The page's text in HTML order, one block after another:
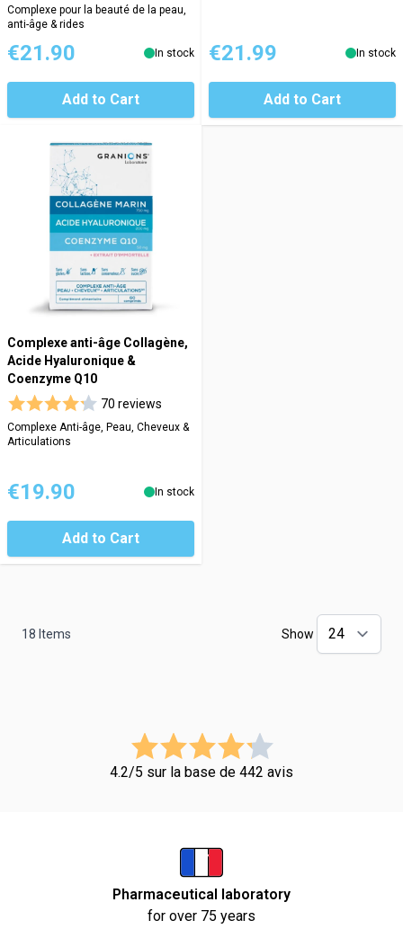
Complexe pour la beauté de la peau,
anti-âge & rides
€21.90 In stock
Add to Cart
€21.99 In stock
Add to Cart
Complexe anti-âge Collagène,
Acide Hyaluronique &
Coenzyme Q10
70 reviews
Complexe Anti-âge, Peau, Cheveux &
Articulations
€19.90 In stock
Add to Cart
18 Items Show
4.2/5 sur la base de 442 avis
Pharmaceutical laboratory
for over 75 years